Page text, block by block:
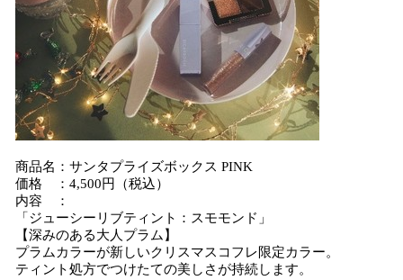
商品名：サンタプライズボックス PINK
価格 ：4,500円（税込）
内容 ：
「ジューシーリブティント：スモモンド」
【深みのある大人プラム】
プラムカラーが新しいクリスマスコフレ限定カラー。
ティント処方でつけたての美しさが持続します。